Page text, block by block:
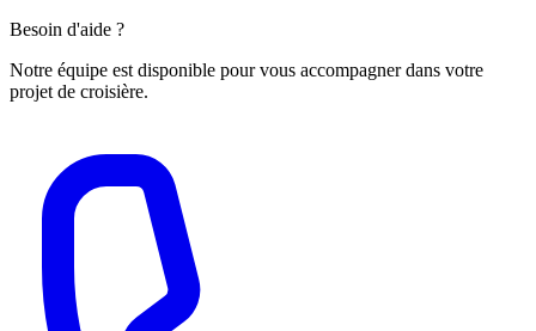
Besoin d'aide ?
Notre équipe est disponible pour vous accompagner dans votre
projet de croisière.